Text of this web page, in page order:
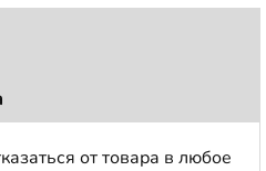
от товара в любое